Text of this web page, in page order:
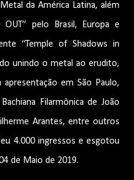
da América Latina, além
OUT” pelo Brasil, Europa e
“Temple of Shadows in
unindo o metal ao erudito,
em São Paulo,
Filarmônica de João
Arantes, entre outros
4.000 ingressos e esgotou
de Maio de 2019.